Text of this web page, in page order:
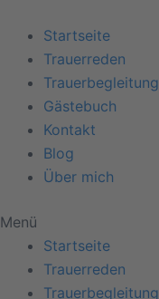
Inhalt
springen
Startseite
Trauerreden
Trauerbegleitung
Gästebuch
Kontakt
Blog
Über mich
Menü
Startseite
Trauerreden
Trauerbegleitung